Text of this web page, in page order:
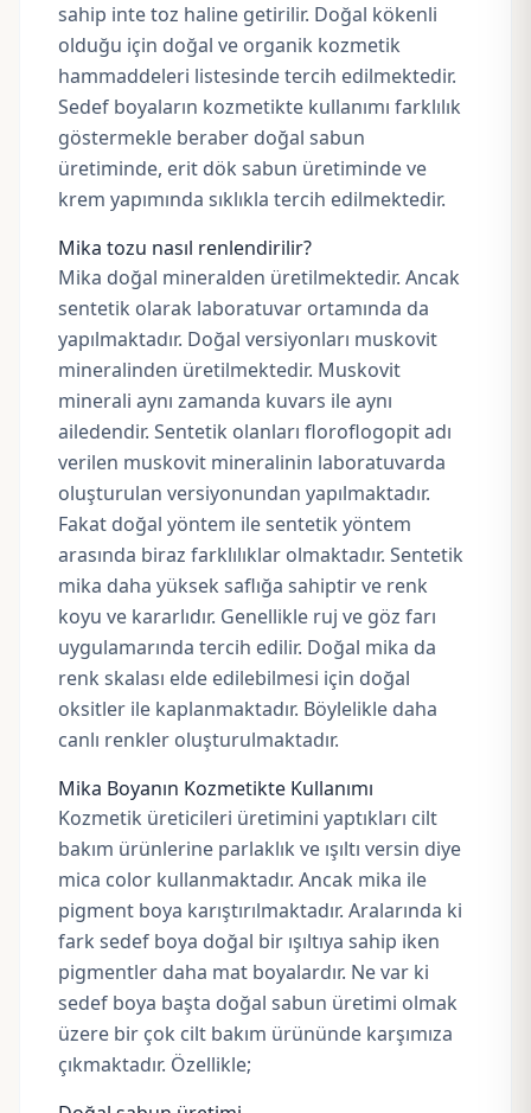
sahip inte toz haline getirilir. Doğal kökenli
olduğu için doğal ve organik kozmetik
hammaddeleri listesinde tercih edilmektedir.
Sedef boyaların kozmetikte kullanımı farklılık
göstermekle beraber doğal sabun
üretiminde, erit dök sabun üretiminde ve
krem yapımında sıklıkla tercih edilmektedir.
Mika tozu nasıl renlendirilir?
Mika doğal mineralden üretilmektedir. Ancak
sentetik olarak laboratuvar ortamında da
yapılmaktadır. Doğal versiyonları muskovit
mineralinden üretilmektedir. Muskovit
minerali aynı zamanda kuvars ile aynı
ailedendir. Sentetik olanları floroflogopit adı
verilen muskovit mineralinin laboratuvarda
oluşturulan versiyonundan yapılmaktadır.
Fakat doğal yöntem ile sentetik yöntem
arasında biraz farklılıklar olmaktadır. Sentetik
mika daha yüksek saflığa sahiptir ve renk
koyu ve kararlıdır. Genellikle ruj ve göz farı
uygulamarında tercih edilir. Doğal mika da
renk skalası elde edilebilmesi için doğal
oksitler ile kaplanmaktadır. Böylelikle daha
canlı renkler oluşturulmaktadır.
Mika Boyanın Kozmetikte Kullanımı
Kozmetik üreticileri üretimini yaptıkları cilt
bakım ürünlerine parlaklık ve ışıltı versin diye
mica color kullanmaktadır. Ancak mika ile
pigment boya karıştırılmaktadır. Aralarında ki
fark sedef boya doğal bir ışıltıya sahip iken
pigmentler daha mat boyalardır. Ne var ki
sedef boya başta doğal sabun üretimi olmak
üzere bir çok cilt bakım ürününde karşımıza
çıkmaktadır. Özellikle;